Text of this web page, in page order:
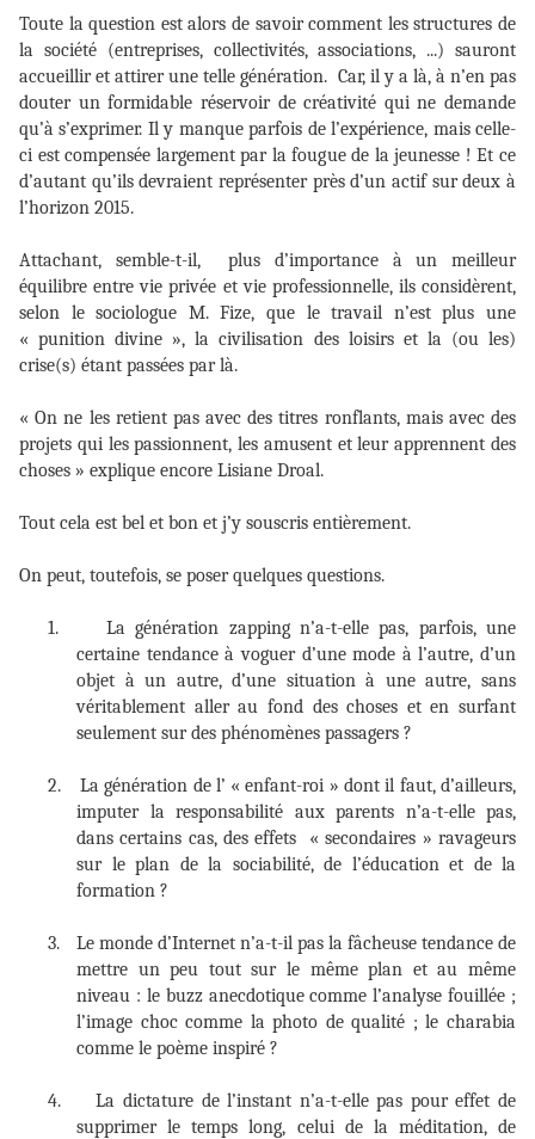
Toute la question est alors de savoir comment les structures de
la société (entreprises, collectivités, associations, ...) sauront
accueillir et attirer une telle génération. Car, il y a là, à n’en pas
douter un formidable réservoir de créativité qui ne demande
qu’à s’exprimer. Il y manque parfois de l’expérience, mais celle-
ci est compensée largement par la fougue de la jeunesse ! Et ce
d’autant qu’ils devraient représenter près d’un actif sur deux à
l’horizon 2015.
Attachant, semble-t-il,
plus d’importance à un meilleur
équilibre entre vie privée et vie professionnelle, ils considèrent,
selon le sociologue M. Fize, que le travail n’est plus une
« punition divine », la civilisation des loisirs et la (ou les)
crise(s) étant passées par là.
« On ne les retient pas avec des titres ronflants, mais avec des
projets qui les passionnent, les amusent et leur apprennent des
choses » explique encore Lisiane Droal.
Tout cela est bel et bon et j’y souscris entièrement.
On peut, toutefois, se poser quelques questions.
1.
La génération zapping n’a-t-elle pas, parfois, une
certaine tendance à voguer d’une mode à l’autre, d’un
objet à un autre, d’une situation à une autre, sans
véritablement aller au fond des choses et en surfant
seulement sur des phénomènes passagers ?
2.
La génération de l’ « enfant-roi » dont il faut, d’ailleurs,
imputer la responsabilité aux parents n’a-t-elle pas,
dans certains cas, des effets
« secondaires » ravageurs
sur le plan de la sociabilité, de l’éducation et de la
formation ?
3.
Le monde d’Internet n’a-t-il pas la fâcheuse tendance de
mettre un peu tout sur le même plan et au même
niveau : le buzz anecdotique comme l’analyse fouillée ;
l’image choc comme la photo de qualité ; le charabia
comme le poème inspiré ?
4.
La dictature de l’instant n’a-t-elle pas pour effet de
supprimer le temps long, celui de la méditation, de